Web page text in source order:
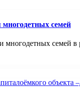
семей
многодетных семей в